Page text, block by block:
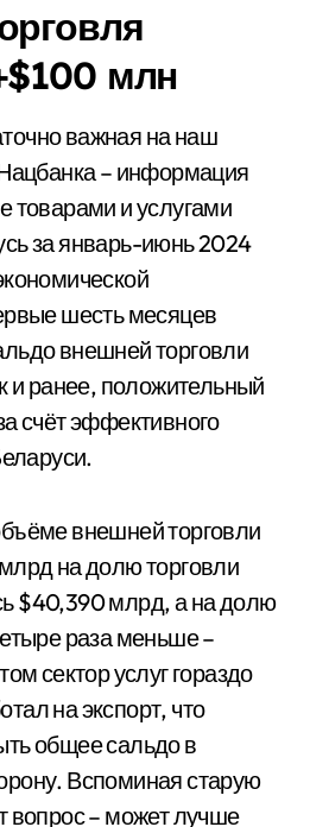
млн
важная на наш
Нацбанка – информация
товарами и услугами
за январь-июнь 2024
шесть месяцев
внешней торговли
и ранее, положительный
счёт эффективного
внешней торговли
на долю торговли
$40,390 млрд, а на долю
раза меньше –
сектор услуг гораздо
на экспорт, что
общее сальдо в
Вспоминая старую
вопрос – может лучше